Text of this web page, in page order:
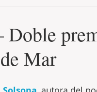
Doble
Mar